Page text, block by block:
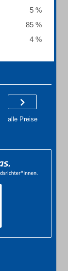
5 %
85 %
4 %
alle Preise